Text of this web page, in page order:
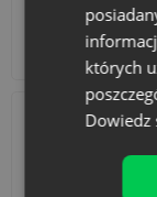
Akcesoria i
których
Dowiedz